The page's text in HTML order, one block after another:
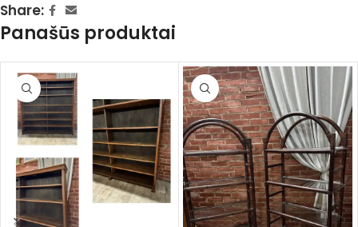
Share:
Panašūs produktai